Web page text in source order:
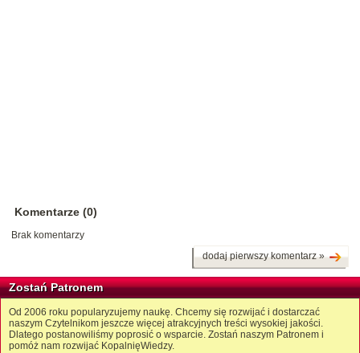
Komentarze (0)
Brak komentarzy
dodaj pierwszy komentarz »
Zostań Patronem
Od 2006 roku popularyzujemy naukę. Chcemy się rozwijać i dostarczać
naszym Czytelnikom jeszcze więcej atrakcyjnych treści wysokiej jakości.
Dlatego postanowiliśmy poprosić o wsparcie. Zostań naszym Patronem i
pomóż nam rozwijać KopalnięWiedzy.